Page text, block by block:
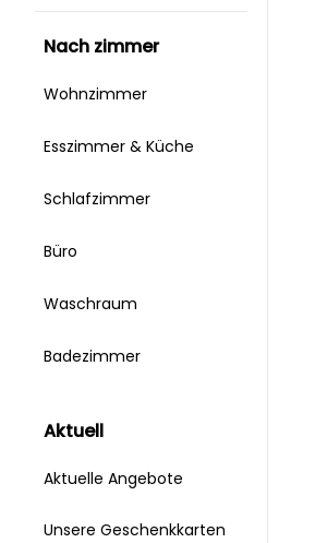
nach zimmer
Wohnzimmer
Esszimmer & Küche
Schlafzimmer
Büro
Waschraum
Badezimmer
aktuell
Aktuelle Angebote
Unsere Geschenkkarten